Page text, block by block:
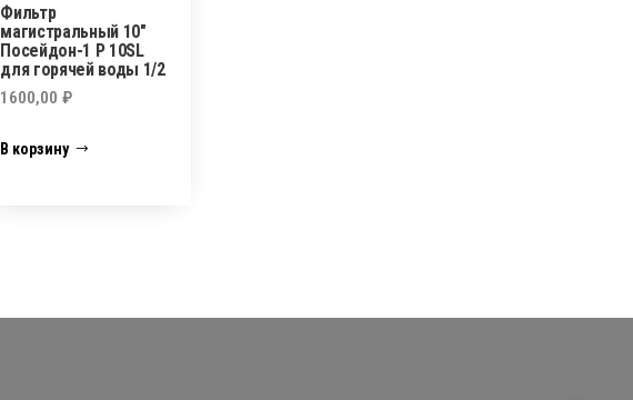
Фильтр
магистральный 10″
Посейдон-1 Р 10SL
для горячей воды 1/2
1600,00₽
В корзину